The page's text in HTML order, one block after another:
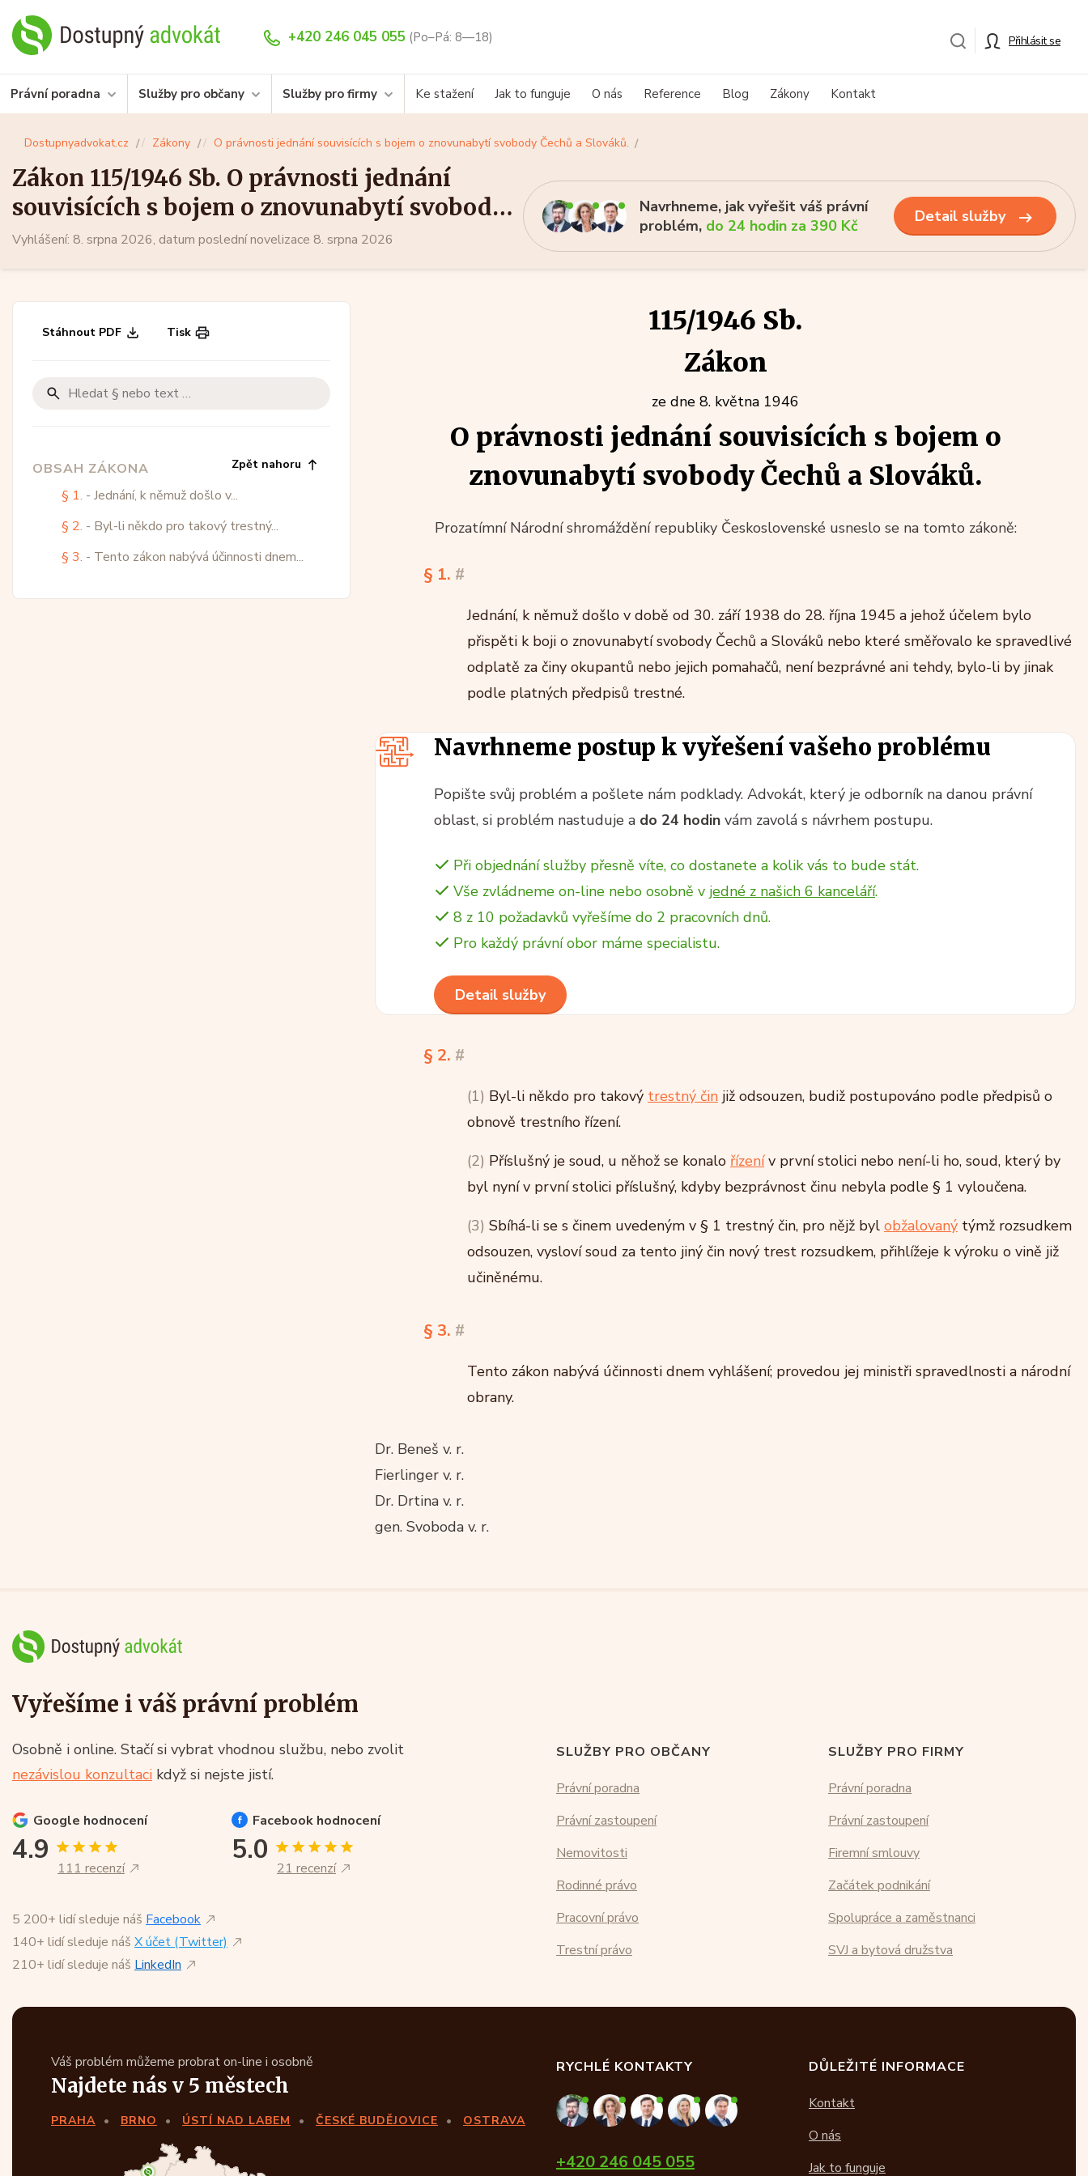
+420 246 045 055 (Po–Pá: 8—18) Přihlásit se
Právní poradna Služby pro občany Služby pro firmy Ke stažení Jak to funguje O nás Reference Blog Zákony Kontakt
Dostupnyadvokat.cz Zákony O právnosti jednání souvisících s bojem o znovunabytí svobody Čechů a Slováků.
Zákon 115/1946 Sb. O právnosti jednání
souvisících s bojem o znovunabytí svobody
Čechů a Slováků.
Vyhlášení: 8. srpna 2026, datum poslední novelizace 8. srpna 2026
Navrhneme, jak vyřešit váš právní
problém, do 24 hodin za 390 Kč Detail služby
Stáhnout PDF Tisk
OBSAH ZÁKONA Zpět nahoru
§ 1. - Jednání, k němuž došlo v...
§ 2. - Byl-li někdo pro takový trestný...
§ 3. - Tento zákon nabývá účinnosti dnem...
115/1946 Sb.
Zákon
ze dne 8. května 1946
O právnosti jednání souvisících s bojem o
znovunabytí svobody Čechů a Slováků.
Prozatímní Národní shromáždění republiky Československé usneslo se na tomto zákoně:
§ 1. #
Jednání, k němuž došlo v době od 30. září 1938 do 28. října 1945 a jehož účelem bylo
přispěti k boji o znovunabytí svobody Čechů a Slováků nebo které směřovalo ke spravedlivé
odplatě za činy okupantů nebo jejich pomahačů, není bezprávné ani tehdy, bylo-li by jinak
podle platných předpisů trestné.
Navrhneme postup k vyřešení vašeho problému
Popište svůj problém a pošlete nám podklady. Advokát, který je odborník na danou právní
oblast, si problém nastuduje a do 24 hodin vám zavolá s návrhem postupu.
Při objednání služby přesně víte, co dostanete a kolik vás to bude stát.
Vše zvládneme on-line nebo osobně v jedné z našich 6 kanceláří.
8 z 10 požadavků vyřešíme do 2 pracovních dnů.
Pro každý právní obor máme specialistu.
Detail služby
§ 2. #
(1) Byl-li někdo pro takový trestný čin již odsouzen, budiž postupováno podle předpisů o
obnově trestního řízení.
(2) Příslušný je soud, u něhož se konalo řízenív první stolici nebo není-li ho, soud, který by
byl nyní v první stolici příslušný, kdyby bezprávnost činu nebyla podle § 1 vyloučena.
(3) Sbíhá-li se s činem uvedeným v § 1 trestný čin, pro nějž byl obžalovaný týmž rozsudkem
odsouzen, vysloví soud za tento jiný čin nový trest rozsudkem, přihlížeje k výroku o vině již
učiněnému.
§ 3. #
Tento zákon nabývá účinnosti dnem vyhlášení; provedou jej ministři spravedlnosti a národní
obrany.
Dr. Beneš v. r.
Fierlinger v. r.
Dr. Drtina v. r.
gen. Svoboda v. r.
Vyřešíme i váš právní problém
Osobně i online. Stačí si vybrat vhodnou službu, nebo zvolit
nezávislou konzultaci když si nejste jistí.
Google hodnocení
4.9
111 recenzí
Facebook hodnocení
5.0
21 recenzí
5 200+ lidí sleduje náš Facebook
140+ lidí sleduje náš X účet (Twitter)
210+ lidí sleduje náš LinkedIn
SLUŽBY PRO OBČANY
Právní poradna
Právní zastoupení
Nemovitosti
Rodinné právo
Pracovní právo
Trestní právo
SLUŽBY PRO FIRMY
Právní poradna
Právní zastoupení
Firemní smlouvy
Začátek podnikání
Spolupráce a zaměstnanci
SVJ a bytová družstva
Váš problém můžeme probrat on-line i osobně
Najdete nás v 5 městech
PRAHA BRNO ÚSTÍ NAD LABEM ČESKÉ BUDĚJOVICE OSTRAVA
RYCHLÉ KONTAKTY
+420 246 045 055
DŮLEŽITÉ INFORMACE
Kontakt
O nás
Jak to funguje